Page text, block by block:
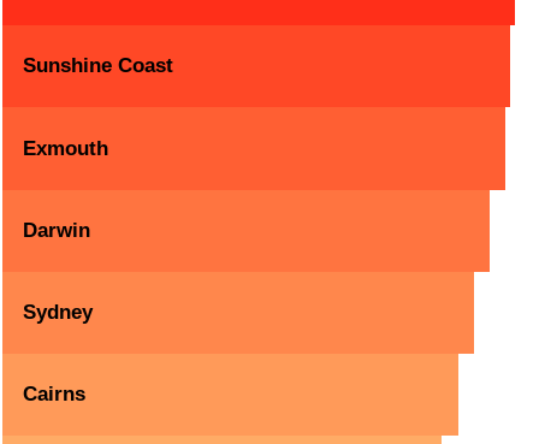
Sunshine Coast
Exmouth
Darwin
Sydney
Cairns